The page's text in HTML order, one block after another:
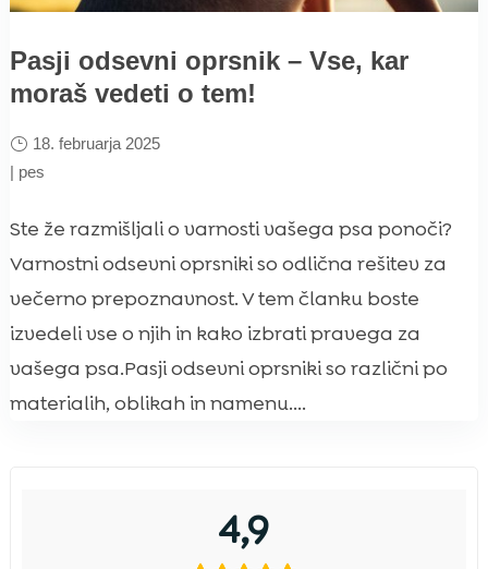
Pasji odsevni oprsnik – Vse, kar
moraš vedeti o tem!
18. februarja 2025
| pes
Ste že razmišljali o varnosti vašega psa ponoči?
Varnostni odsevni oprsniki so odlična rešitev za
večerno prepoznavnost. V tem članku boste
izvedeli vse o njih in kako izbrati pravega za
vašega psa.Pasji odsevni oprsniki so različni po
materialih, oblikah in namenu....
4,9